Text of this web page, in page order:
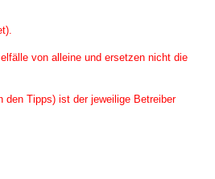
von alleine und ersetzen nicht die
den Tipps) ist der jeweilige Betreiber